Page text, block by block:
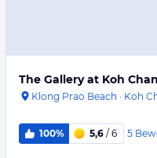
The Gallery at Koh
Klong Prao Beach · Koh
100% 5,6 / 6 5